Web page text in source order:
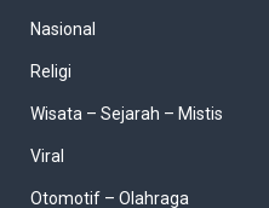
Nasional
Religi
Wisata – Sejarah – Mistis
Viral
Otomotif – Olahraga